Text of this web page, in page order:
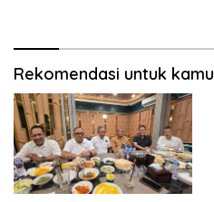
Rekomendasi untuk kamu